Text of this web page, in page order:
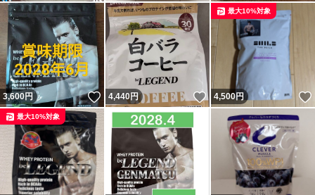
3,600円 いいね！
4,440円 いいね！
4,500円
最大10%対象
最大10%対象